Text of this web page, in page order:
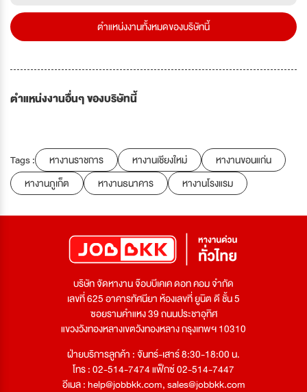
ตำแหน่งงานทั้งหมดของบริษัทนี้
ตำแหน่งงานอื่นๆ ของบริษัทนี้
Tags : หางานราชการ หางานเชียงใหม่
หางานขอนแก่น
หางานภูเก็ต
หางานธนาคาร หางานโรงแรม
บริษัท จัดหางาน จ๊อบบีเคเค ดอท คอม จำกัด
เลขที่ 625 อาคารทัศนียา ห้องเลขที่ ยูนิต ดี ชั้น 5
ซอยรามคำแหง 39 ถนนประชาอุทิศ
แขวงวังทองหลางเขตวังทองหลาง กรุงเทพฯ 10310
ฝ่ายบริการลูกค้า : จันทร์-เสาร์ 8:30-18:00 น.
โทร : 02-514-7474 แฟ็กซ์ 02-514-7447
อีเมล :help@jobbkk.com,sales@jobbkk.com